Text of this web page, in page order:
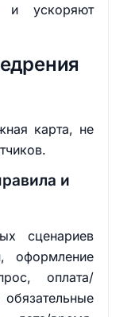
и ускоряют
карта, не
и
сценариев
оформление
оплата/